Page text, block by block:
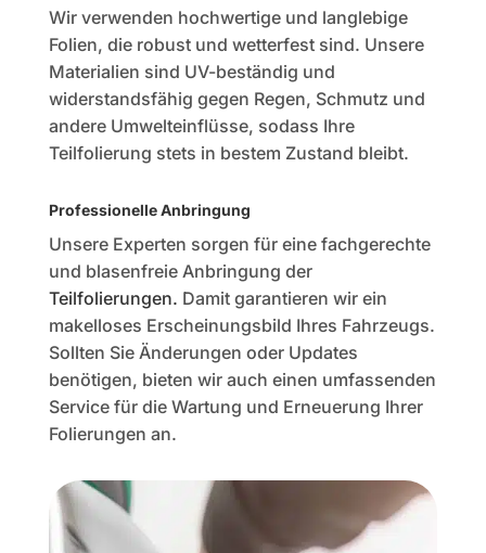
Wir verwenden hochwertige und langlebige
Folien, die robust und wetterfest sind. Unsere
Materialien sind UV-beständig und
widerstandsfähig gegen Regen, Schmutz und
andere Umwelteinflüsse, sodass Ihre
Teilfolierung stets in bestem Zustand bleibt.
Professionelle Anbringung
Unsere Experten sorgen für eine fachgerechte
und blasenfreie Anbringung der
Teilfolierungen. Damit garantieren wir ein
makelloses Erscheinungsbild Ihres Fahrzeugs.
Sollten Sie Änderungen oder Updates
benötigen, bieten wir auch einen umfassenden
Service für die Wartung und Erneuerung Ihrer
Folierungen an.